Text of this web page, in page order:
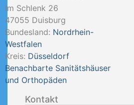
Im Schlenk 26
47055 Duisburg
Bundesland: Nordrhein-
Westfalen
Kreis: Düsseldorf
Benachbarte Sanitätshäuser
und Orthopäden
Kontakt